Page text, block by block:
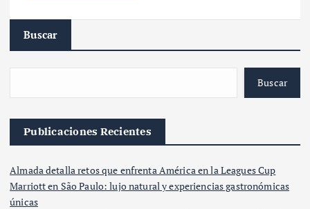
Buscar
Buscar
Publicaciones Recientes
Almada detalla retos que enfrenta América en la Leagues Cup
Marriott en São Paulo: lujo natural y experiencias gastronómicas
únicas